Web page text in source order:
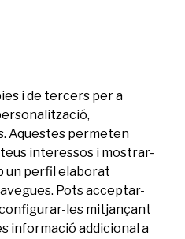
reconeix a dos
de l’edició del
Social
i de tercers per a
Aquestes permeten
interessos i mostrar-
un perfil elaborat
Pots acceptar-
les mitjançant
informació addicional a